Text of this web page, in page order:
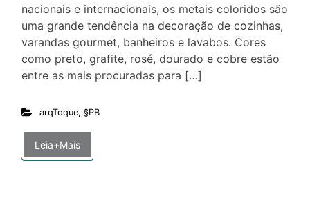
nacionais e internacionais, os metais coloridos são
uma grande tendência na decoração de cozinhas,
varandas gourmet, banheiros e lavabos. Cores
como preto, grafite, rosé, dourado e cobre estão
entre as mais procuradas para […]
arqToque, §PB
Leia+Mais